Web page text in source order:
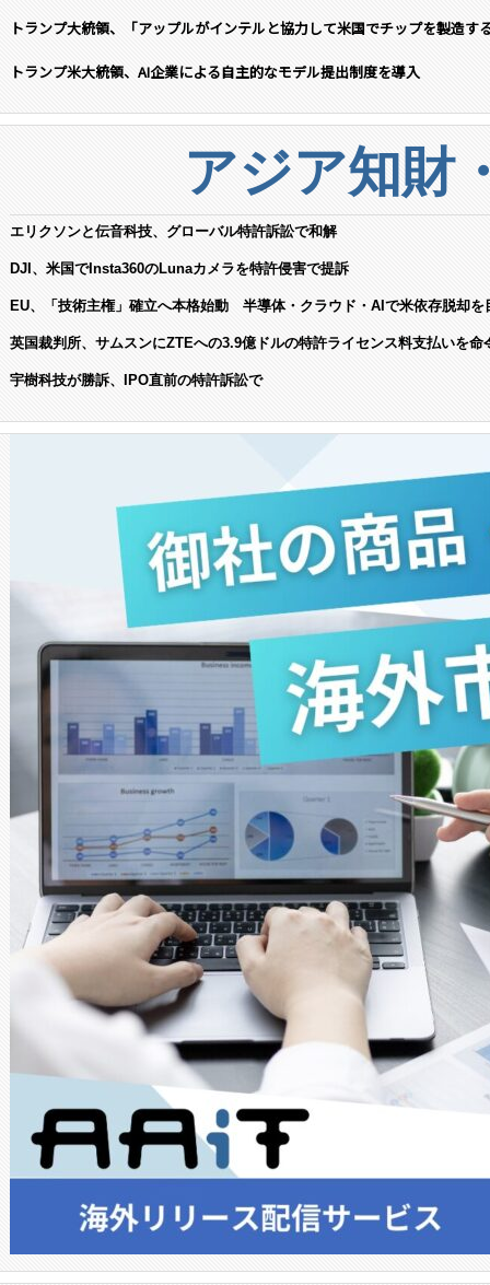
トランプ大統領、「アップルがインテルと協力して米国でチップを製造す
トランプ米大統領、AI企業による自主的なモデル提出制度を導入
アジア知財
エリクソンと伝音科技、グローバル特許訴訟で和解
DJI、米国でInsta360のLunaカメラを特許侵害で提訴
EU、「技術主権」確立へ本格始動 半導体・クラウド・AIで米依存脱却を
英国裁判所、サムスンにZTEへの3.9億ドルの特許ライセンス料支払いを命
宇樹科技が勝訴、IPO直前の特許訴訟で